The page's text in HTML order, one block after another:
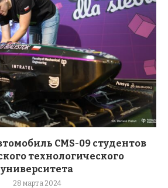
CMS-09 студентов
технологического
университета
28 марта 2024